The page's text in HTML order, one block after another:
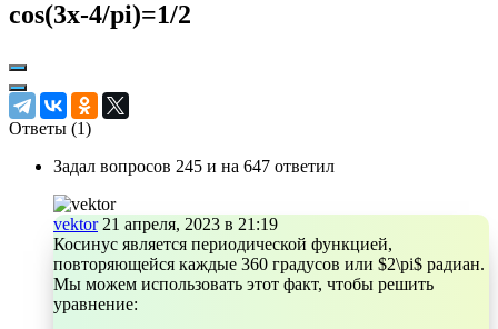
cos(3x-4/pi)=1/2
Ответы (1)
Задал вопросов 245 и на 647 ответил
vektor 21 апреля, 2023 в 21:19
Косинус является периодической функцией,
повторяющейся каждые 360 градусов или $2\pi$ радиан.
Мы можем использовать этот факт, чтобы решить
уравнение: